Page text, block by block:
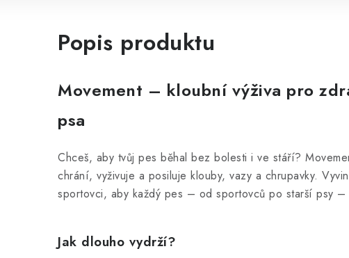
Popis produktu
Movement – kloubní výživa pro
psa
Chceš, aby tvůj pes běhal bez bolesti i ve stáří?
chrání, vyživuje a posiluje klouby, vazy a chrupavky.
sportovci, aby každý pes – od sportovců po starší psy
Jak dlouho vydrží?